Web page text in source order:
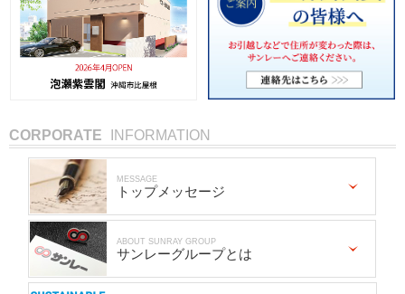
CORPORATE INFORMATION
MESSAGE
トップメッセージ
ABOUT SUNRAY GROUP
サンレーグループとは